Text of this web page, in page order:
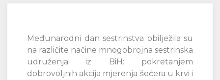
Međunarodni dan sestrinstva obilježila su
na različite načine mnogobrojna sestrinska
udruženja iz BiH: pokretanjem
dobrovoljnih akcija mjerenja šećera u krvi i